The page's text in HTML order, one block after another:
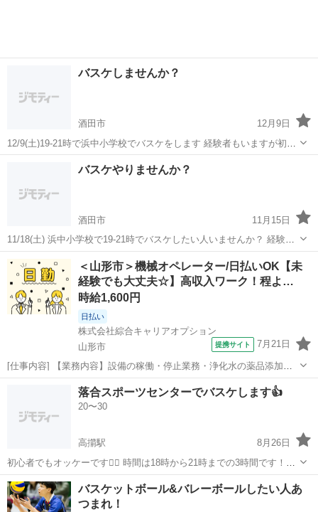
バスケしませんか？
酒田市
12月9日
12/9(土)19-21時で浜中小学校でバスケをします 経験者もいますが初心
者の方や女性もいてゆるくやっています 気になる方いましたら気軽に
お声かけください‼︎ 別日12\23(土)も同じ場所同じ時間でやります こち
バスケットボール
バスケやりませんか？
酒田市
11月15日
11/18(土) 浜中小学校で19-21時でバスケしたい人いませんか？ 経験
者、初心者、女性で楽しくバスケをやっています‼︎ コートはミニバス
サイズでリングは一般の高さになってます 気軽にお声掛けください‼︎
よろしくお願いし...
バスケットボール バスケ
＜山形市＞機械オペレーター/日払いOK【未
経験でも大丈夫☆】高収入ワーク！程よ…
時給1,600円
日払い
株式会社綜合キャリアオプション
山形市
提携サイト 7月21日
[仕事内容] 【業務内容】設備の稼働・停止業務・浄化水の薬品添加の
設定及び薬品溶解作業・各管理項目の監視(日誌記入)・設備機器のメン
テ(清掃作業含)・故障対応(連絡対応)・産業廃棄物取扱 ・中間処理(脱
水・乾燥・プレス)作業...
山形市
落合スポーツセンターでバスケします👍
20〜30
高擶駅
8月26日
初心者でもオッケーです🙆‍♂️ 時間は18時から21時までの3時間です！！
途中で帰ってもオッケーです👌 体動かして楽しみましょ🤩
山形 山形市 バスケットボール
バスケットボール&バレーボールしたい人あ
つまれ！